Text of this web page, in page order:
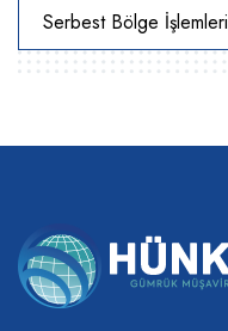
Serbest Bölge İşlemleri